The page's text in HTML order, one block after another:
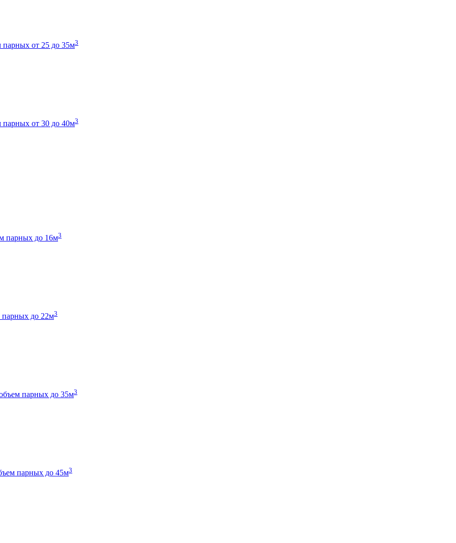
парных от 25 до 35м3
парных от 30 до 40м3
парных до 16м3
парных до 22м3
парных до 35м3
парных до 45м3